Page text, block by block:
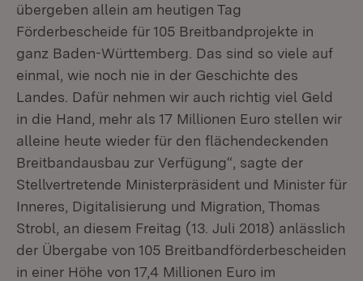
übergeben allein am heutigen Tag
Förderbescheide für 105 Breitbandprojekte in
ganz Baden-Württemberg. Das sind so viele auf
einmal, wie noch nie in der Geschichte des
Landes. Dafür nehmen wir auch richtig viel Geld
in die Hand, mehr als 17 Millionen Euro stellen wir
alleine heute wieder für den flächendeckenden
Breitbandausbau zur Verfügung“, sagte der
Stellvertretende Ministerpräsident und Minister für
Inneres, Digitalisierung und Migration, Thomas
Strobl, an diesem Freitag (13. Juli 2018) anlässlich
der Übergabe von 105 Breitbandförderbescheiden
in einer Höhe von 17,4 Millionen Euro im